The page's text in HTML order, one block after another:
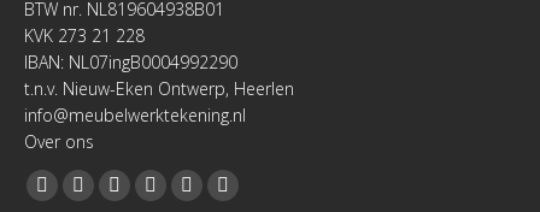
BTW nr. NL819604938B01
KVK 273 21 228
IBAN: NL07ingB0004992290
t.n.v. Nieuw-Eken Ontwerp, Heerlen
info@meubelwerktekening.nl
Over ons
Vind ons op:
Facebook
YouTubeLinkedinPinterestInstagram
Website